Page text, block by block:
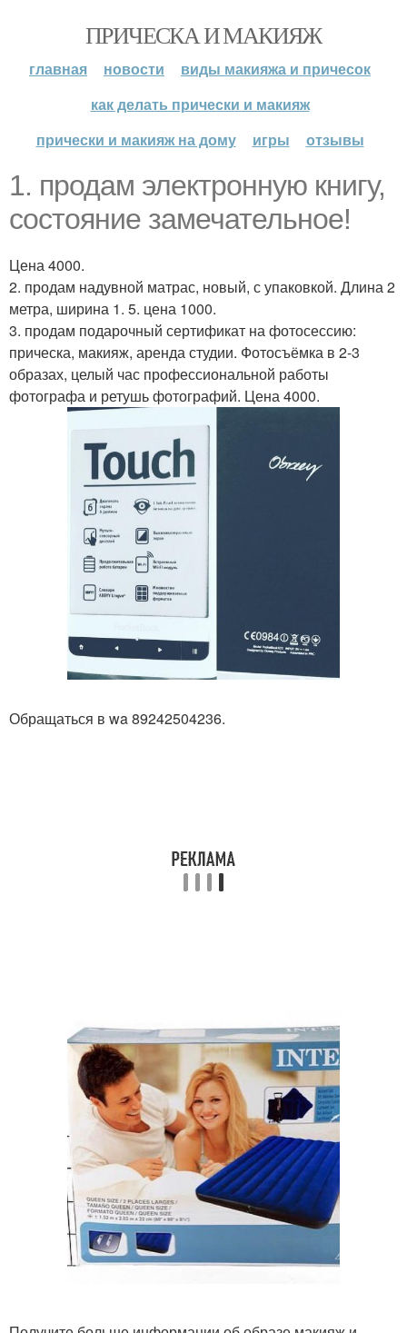
ПРИЧЕСКА И МАКИЯЖ
главная новости
виды макияжа и причесок
как делать прически и макияж
прически и макияж на дому
игры отзывы
1. продам электронную книгу,
состояние замечательное!
Цена 4000.
2. продам надувной матрас, новый, с упаковкой. Длина 2
метра, ширина 1. 5. цена 1000.
3. продам подарочный сертификат на фотосессию:
прическа, макияж, аренда студии. Фотосъёмка в 2-3
образах, целый час профессиональной работы
фотографа и ретушь фотографий. Цена 4000.
Обращаться в wa 89242504236.